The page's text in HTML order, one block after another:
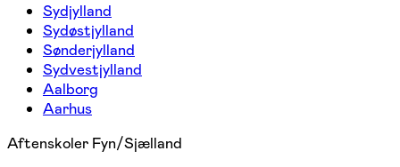
Sydjylland
Sydøstjylland
Sønderjylland
Sydvestjylland
Aalborg
Aarhus
Aftenskoler Fyn/Sjælland